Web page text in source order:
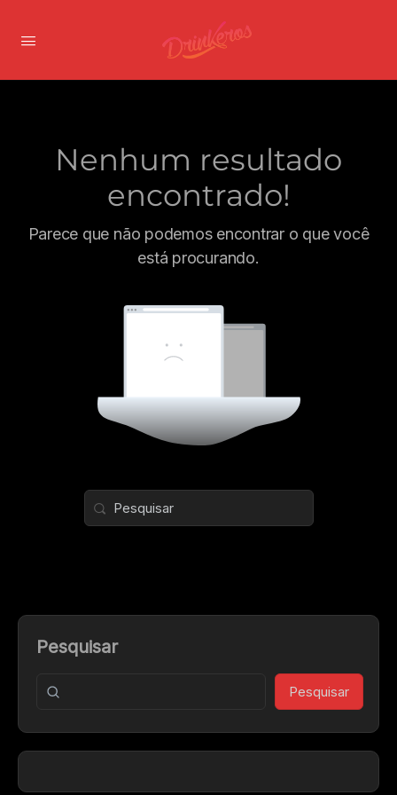
Nenhum resultado
encontrado!
Parece que não podemos encontrar o que você
está procurando.
Pesquisar
Pesquisar